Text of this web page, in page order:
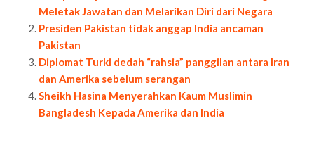
Meletak Jawatan dan Melarikan Diri dari Negara
Presiden Pakistan tidak anggap India ancaman
Pakistan
Diplomat Turki dedah “rahsia” panggilan antara Iran
dan Amerika sebelum serangan
Sheikh Hasina Menyerahkan Kaum Muslimin
Bangladesh Kepada Amerika dan India